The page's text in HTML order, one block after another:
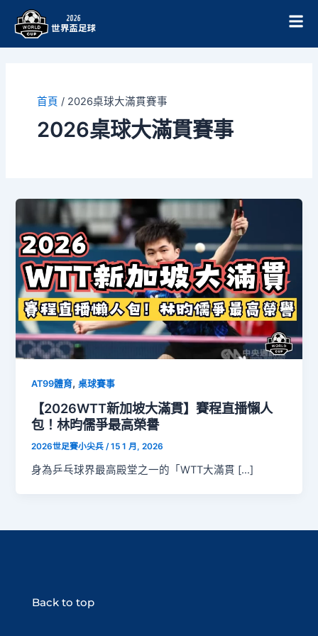
首頁 / 2026桌球大滿貫賽事
2026桌球大滿貫賽事
AT99體育,桌球賽事
【2026WTT新加坡大滿貫】賽程直播懶人
包！林昀儒爭最高榮譽
2026世足賽小尖兵/15 1 月, 2026
身為乒乓球界最高殿堂之一的「WTT大滿貫 […]
Back to top